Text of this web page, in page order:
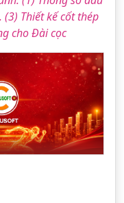
Thiết kế cốt thép
cho Đài cọc